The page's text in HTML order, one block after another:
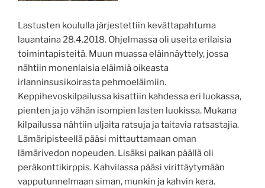
Lastusten koululla järjestettiin kevättapahtuma
lauantaina 28.4.2018. Ohjelmassa oli useita erilaisia
toimintapisteitä. Muun muassa eläinnäyttely, jossa
nähtiin monenlaisia eläimiä oikeasta
irlanninsusikoirasta pehmoeläimiin.
Keppihevoskilpailussa kisattiin kahdessa eri luokassa,
pienten ja jo vähän isompien lasten luokissa. Mukana
kilpailussa nähtiin uljaita ratsuja ja taitavia ratsastajia.
Lämäripisteellä pääsi mittauttamaan oman
lämärivedon nopeuden. Lisäksi paikan päällä oli
peräkonttikirppis. Kahvilassa pääsi virittäytymään
vapputunnelmaan siman, munkin ja kahvin kera.